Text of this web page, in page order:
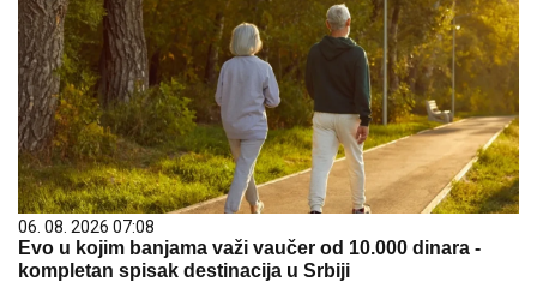
06. 08. 2026 07:08
Evo u kojim banjama važi vaučer od 10.000 dinara -
kompletan spisak destinacija u Srbiji